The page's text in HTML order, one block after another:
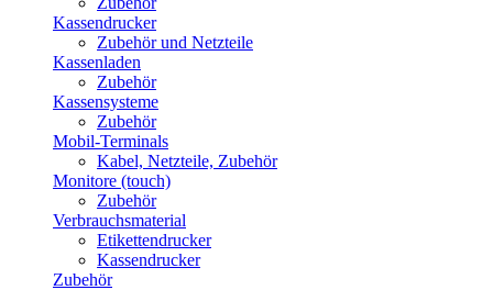
Kassendrucker
Zubehör und Netzteile
Kassenladen
Zubehör
Kassensysteme
Zubehör
Mobil-Terminals
Kabel, Netzteile, Zubehör
Monitore (touch)
Zubehör
Verbrauchsmaterial
Etikettendrucker
Kassendrucker
Zubehör